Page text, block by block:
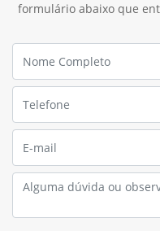
formulário abaixo que